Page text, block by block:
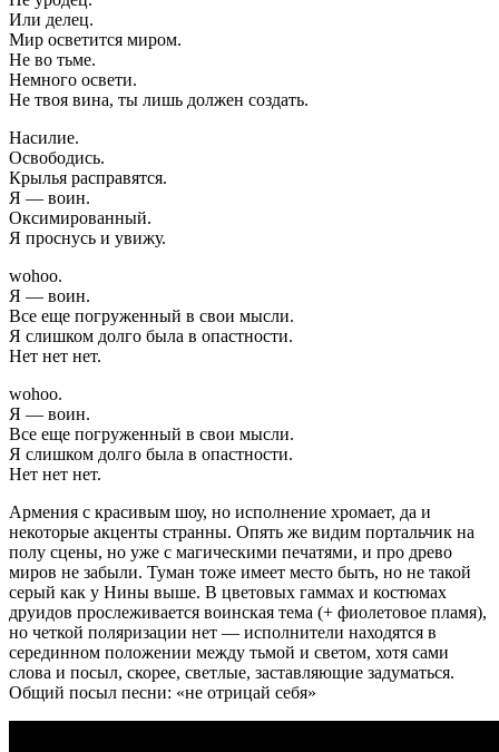
Или делец.
Мир осветится миром.
Не во тьме.
Немного освети.
Не твоя вина, ты лишь должен создать.
Насилие.
Освободись.
Крылья расправятся.
Я — воин.
Оксимированный.
Я проснусь и увижу.
wohoo.
Я — воин.
Все еще погруженный в свои мысли.
Я слишком долго была в опастности.
Нет нет нет.
wohoo.
Я — воин.
Все еще погруженный в свои мысли.
Я слишком долго была в опастности.
Нет нет нет.
Армения с красивым шоу, но исполнение хромает, да и
некоторые акценты странны. Опять же видим портальчик на
полу сцены, но уже с магическими печатями, и про древо
миров не забыли. Туман тоже имеет место быть, но не такой
серый как у Нины выше. В цветовых гаммах и костюмах
друидов прослеживается воинская тема (+ фиолетовое пламя),
но четкой поляризации нет — исполнители находятся в
серединном положении между тьмой и светом, хотя сами
слова и посыл, скорее, светлые, заставляющие задуматься.
Общий посыл песни: «не отрицай себя»